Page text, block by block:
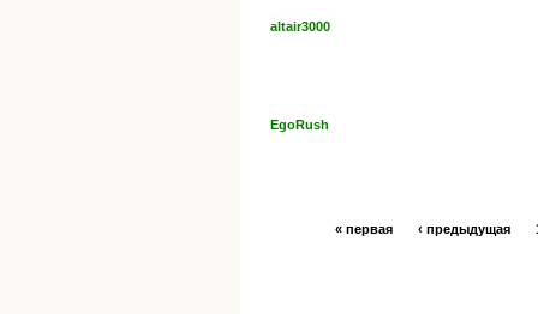
altair3000
EgoRush
« первая ‹ предыдущая